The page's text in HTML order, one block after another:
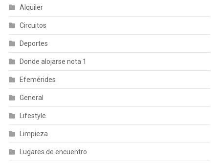
Alquiler
Circuitos
Deportes
Donde alojarse nota 1
Efemérides
General
Lifestyle
Limpieza
Lugares de encuentro